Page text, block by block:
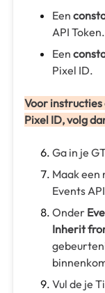
Een
API Token.
Een
Pixel ID.
Voor instructies
Pixel ID, volg
Ga in je
Maak een
Events
Onder
Inherit
Vul de je